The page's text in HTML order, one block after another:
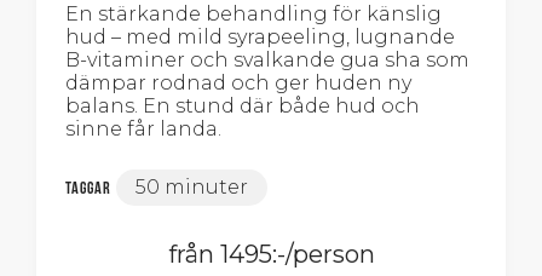
En stärkande behandling för känslig
hud – med mild syrapeeling, lugnande
B-vitaminer och svalkande gua sha som
dämpar rodnad och ger huden ny
balans. En stund där både hud och
sinne får landa.
Taggar 50 minuter
från 1495:-/person